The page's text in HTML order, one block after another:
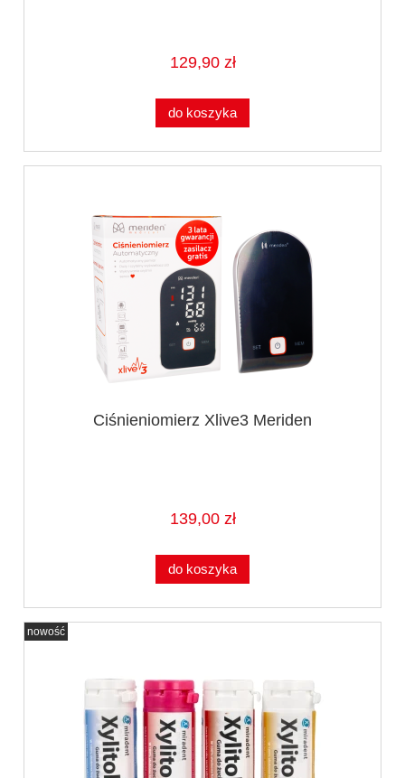
129,90 zł
do koszyka
Ciśnieniomierz Xlive3 Meriden
139,00 zł
do koszyka
nowość